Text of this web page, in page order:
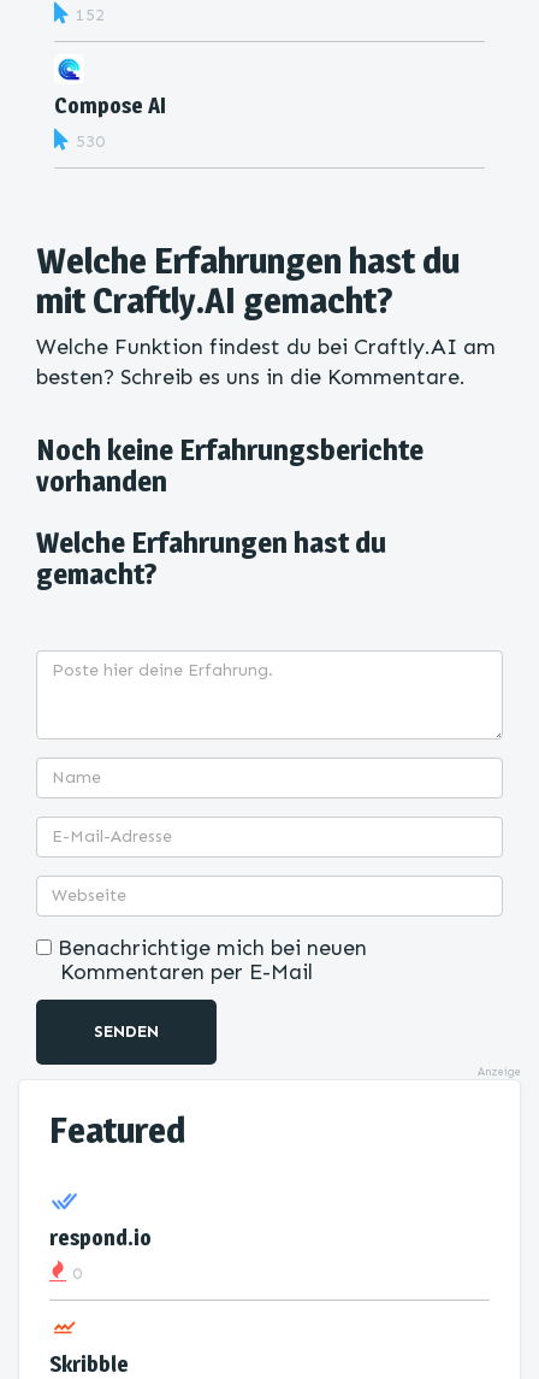
152
Compose AI
530
Welche Erfahrungen hast du
mit Craftly.AI gemacht?
Welche Funktion findest du bei Craftly.AI am
besten? Schreib es uns in die Kommentare.
Noch keine Erfahrungsberichte
vorhanden
Welche Erfahrungen hast du
gemacht?
Benachrichtige mich bei neuen
Kommentaren per E-Mail
SENDEN
Anzeige
Featured
respond.io
0
Skribble